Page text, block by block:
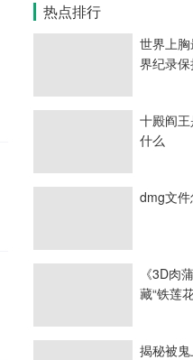
热点排行
世界上
界纪录
十殿阎
什么
dmg文
《3D肉
藏“铁莲
揭秘被